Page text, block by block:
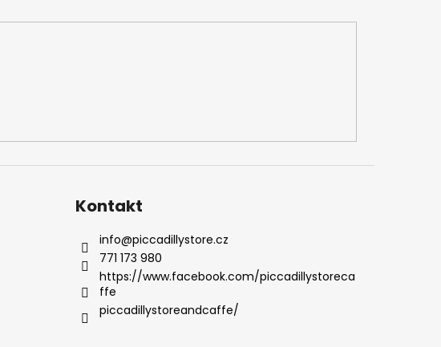
Kontakt
info@piccadillystore.cz
771 173 980
https://www.facebook.com/piccadillystoreca
ffe
piccadillystoreandcaffe/